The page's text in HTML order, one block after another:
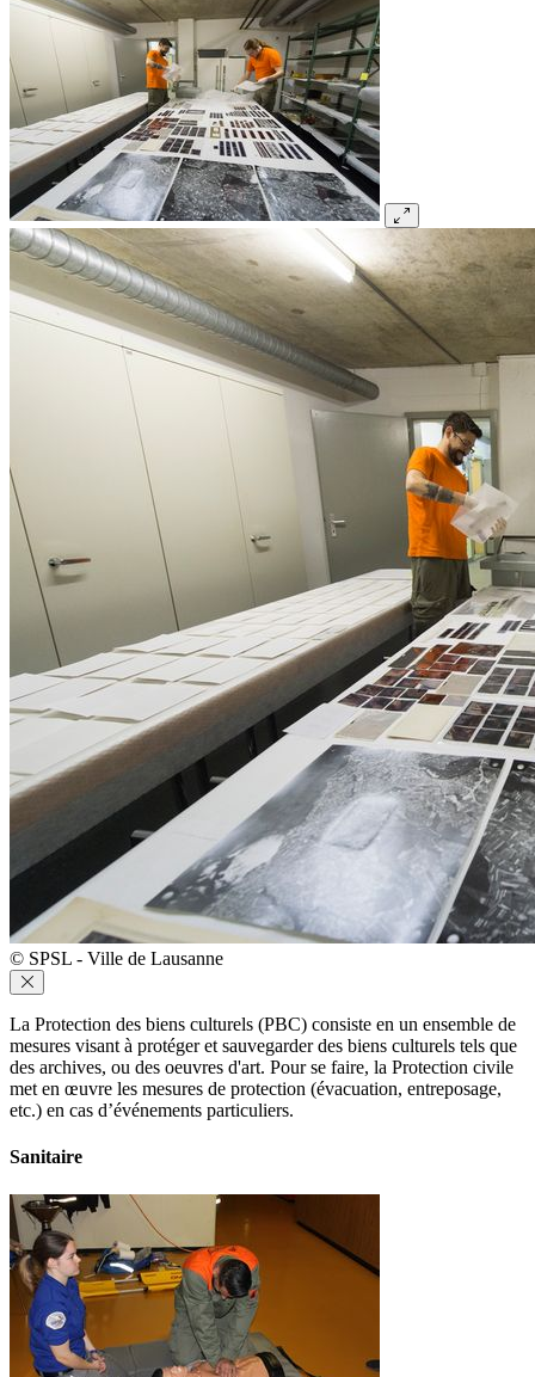
© SPSL - Ville de Lausanne
La Protection des biens culturels (PBC) consiste en un ensemble de
mesures visant à protéger et sauvegarder des biens culturels tels que
des archives, ou des oeuvres d'art. Pour se faire, la Protection civile
met en œuvre les mesures de protection (évacuation, entreposage,
etc.) en cas d’événements particuliers.
Sanitaire